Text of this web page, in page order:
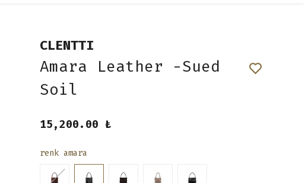
CLENTTI
Amara Leather -Sued
Soil
15,200.00 ₺
renk amara